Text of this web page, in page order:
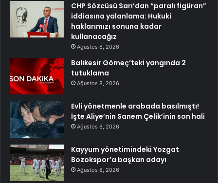
CHP Sözcüsü Sarı’dan “paralı figüran”
iddiasına yalanlama: Hukuki
haklarımızı sonuna kadar
kullanacağız
Ağustos 8, 2026
Balıkesir Gömeç’teki yangında 2
tutuklama
Ağustos 8, 2026
Evli yönetmenle arabada basılmıştı!
İşte Aliye’nin Sanem Çelik’inin son hali
Ağustos 8, 2026
Kayyum yönetimindeki Yozgat
Bozokspor’a başkan adayı
Ağustos 8, 2026